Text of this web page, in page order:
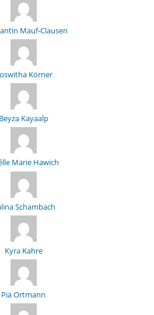
Mauf-Clausen
Körner
Beyza Kayaalp
Marie Hawich
Schambach
Kyra Kahre
Pia Ortmann